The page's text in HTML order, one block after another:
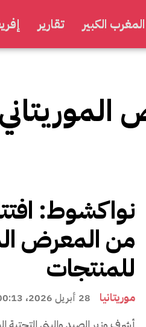
المغرب الكبير تقارير
نواكشوط:
من المعرض
للمنتجات
موريتانيا 28 أبريل 2026، 00:13 صباحًا